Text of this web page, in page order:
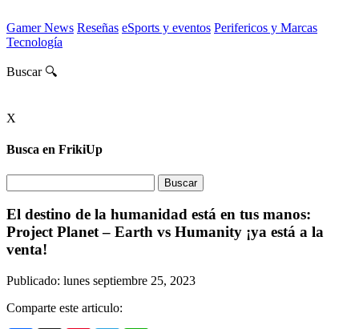
Gamer News Reseñas eSports y eventos Perifericos y Marcas
Tecnología
Buscar 🔍
X
Busca en FrikiUp
El destino de la humanidad está en tus manos:
Project Planet – Earth vs Humanity ¡ya está a la
venta!
Publicado: lunes septiembre 25, 2023
Comparte este articulo: